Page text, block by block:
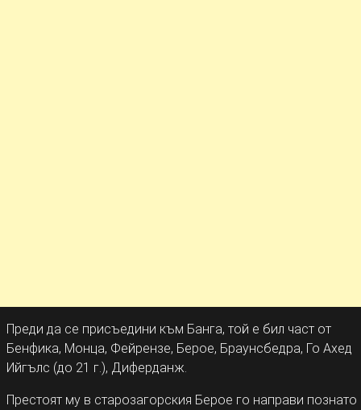
Преди да се присъедини към Банга, той е бил част от
Бенфика, Монца, Фейрензе, Берое, Браунсбедра, Го Ахед
Ийгълс (до 21 г.), Диферданж.
Престоят му в старозагорския Берое го направи познато